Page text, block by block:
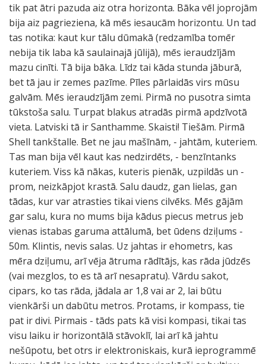
tik pat ātri pazuda aiz otra horizonta. Bāka vēl joprojām
bija aiz pagrieziena, kā mēs iesaucām horizontu. Un tad
tas notika: kaut kur tālu dūmakā (redzamība tomēr
nebija tik laba kā saulainajā jūlijā), mēs ieraudzījām
mazu cinīti. Tā bija bāka. Līdz tai kāda stunda jāburā,
bet tā jau ir zemes pazīme. Pīles pārlaidās virs mūsu
galvām. Mēs ieraudzījām zemi. Pirmā no pusotra simta
tūkstoša salu. Turpat blakus atradās pirmā apdzīvotā
vieta. Latviski tā ir Santhamme. Skaisti! Tiešām. Pirmā
Shell tankštalle. Bet ne jau mašīnām, - jahtām, kuteriem.
Tas man bija vēl kaut kas nedzirdēts, - benzīntanks
kuteriem. Viss kā nākas, kuteris pienāk, uzpildās un -
prom, neizkāpjot krastā. Salu daudz, gan lielas, gan
tādas, kur var atrasties tikai viens cilvēks. Mēs gājām
gar salu, kura no mums bija kādus piecus metrus jeb
vienas istabas garuma attālumā, bet ūdens dziļums -
50m. Klintis, nevis salas. Uz jahtas ir ehometrs, kas
mēra dziļumu, arī vēja ātruma rādītājs, kas rāda jūdzēs
(vai mezglos, to es tā arī nesapratu). Vārdu sakot,
cipars, ko tas rāda, jādala ar 1,8 vai ar 2, lai būtu
vienkārši un dabūtu metros. Protams, ir kompass, tie
pat ir divi. Pirmais - tāds pats kā visi kompasi, tikai tas
visu laiku ir horizontālā stāvoklī, lai arī kā jahtu
nešūpotu, bet otrs ir elektroniskais, kurā ieprogrammē